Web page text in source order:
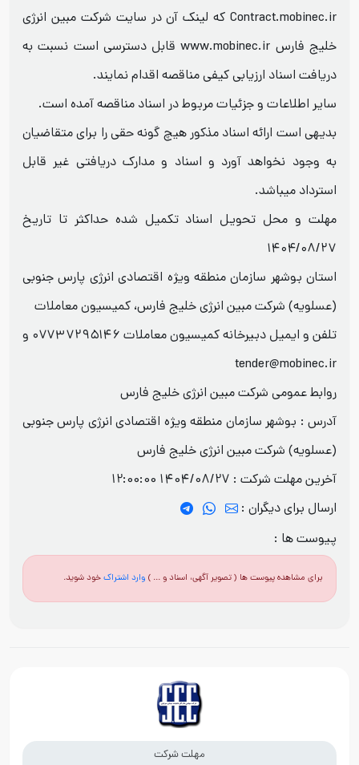
Contract.mobinec.ir که لینک آن در سایت شرکت مبین انرژی
خلیج فارس www.mobinec.ir قابل دسترسی است نسبت به
دریافت اسناد ارزیابی کیفی مناقصه اقدام نمایند.
سایر اطلاعات و جزئیات مربوط در اسناد مناقصه آمده است.
بدیهی است ارائه اسناد مذکور هیچ گونه حقی را برای متقاضیان
به وجود نخواهد آورد و اسناد و مدارک دریافتی غیر قابل
استرداد میباشد.
مهلت و محل تحویل اسناد تکمیل شده حداکثر تا تاریخ
۱۴۰۴/۰۸/۲۷
استان بوشهر سازمان منطقه ویژه اقتصادی انرژی پارس جنوبی
(عسلویه) شرکت مبین انرژی خلیج فارس، کمیسیون معاملات
تلفن و ایمیل دبیرخانه کمیسیون معاملات ۰۷۷۳۷۲۹۵۱۴۶ و
tender@mobinec.ir
روابط عمومی شرکت مبین انرژی خلیج فارس
آدرس : بوشهر سازمان منطقه ویژه اقتصادی انرژی پارس جنوبی
(عسلویه) شرکت مبین انرژی خلیج فارس
آخرین مهلت شرکت : 1404/08/27 12:00:00
ارسال برای دیگران :
پیوست ها :
برای مشاهده پیوست ها ( تصویر آگهی، اسناد و ... ) وارد اشتراکخود شوید.
مهلت شرکت